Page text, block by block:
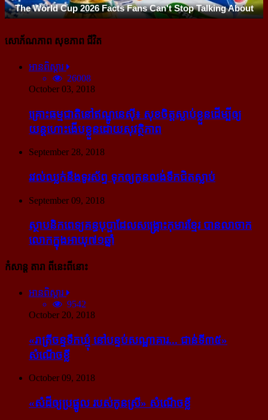
សោភ័ណភាព សុខភាព ជីវិត
អានពិស្ដារ
26008
October 03, 2018
គ្រោះធម្មជាតិនៅឥណ្ឌូនេស៊ី៖ សុខចិត្ត​ស្លាប់​ខ្លួន​ដើម្បី​ឲ្យ​
យន្ដហោះ​ងើប​ខ្លួន​ដោយ​សុវត្ថិភាព
September 28, 2018
រវល់​ឈ្លក់​នឹង​ទូរស័ព្ទ ទុក​ឲ្យ​កូន​លង់​ទឹក​ជិត​ស្លាប់
September 09, 2018
ស្ថាបនិក​ពេទ្យ​គន្ធបុប្ផា​ដែល​សង្គ្រោះ​កុមារ​ខ្មែរ​ បាន​លាចាក​
លោក​ក្នុង​អាយុ​៧១ឆ្នាំ
កំសាន្ដ តារា ពីនេះពីនោះ
អានពិស្ដារ
9542
October 20, 2018
«រាត្រីចន្ទទឹកឃ្មុំ នៅបន្ទប់សណ្ឋាគារ... ជាន់ទី៣៥»
សំណើចខ្លី
October 09, 2018
«សំដី​ឲ្យ​ប្រផ្នូល របស់​កូនស្រី» សំណើចខ្លី